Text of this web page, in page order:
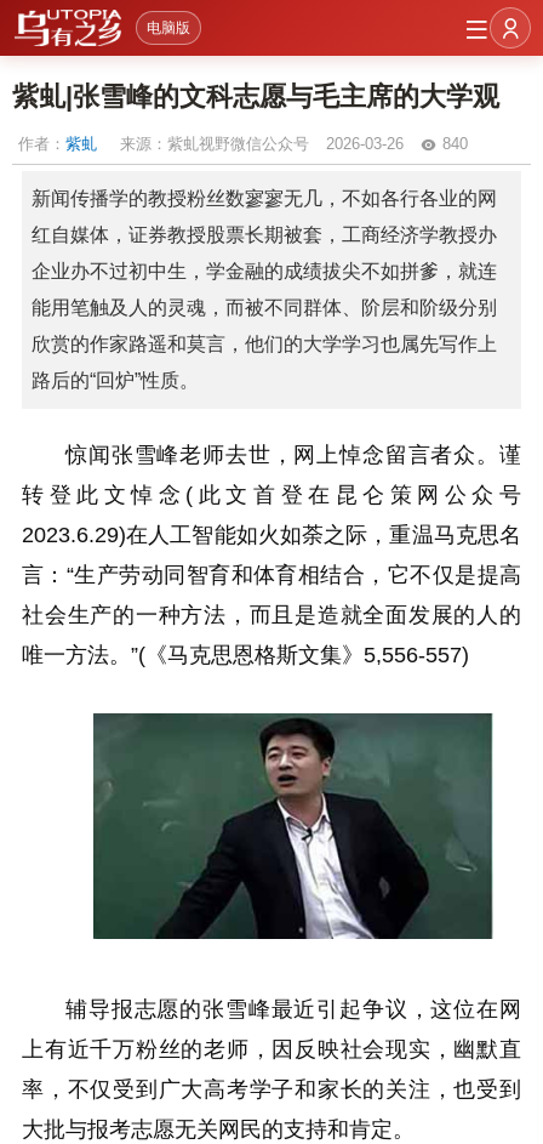
电脑版
紫虬|张雪峰的文科志愿与毛主席的大学观
作者： 紫虬 来源：紫虬视野微信公众号 2026-03-26 840
新闻传播学的教授粉丝数寥寥无几，不如各行各业的网
红自媒体，证券教授股票长期被套，工商经济学教授办
企业办不过初中生，学金融的成绩拔尖不如拼爹，就连
能用笔触及人的灵魂，而被不同群体、阶层和阶级分别
欣赏的作家路遥和莫言，他们的大学学习也属先写作上
路后的“回炉”性质。
惊闻张雪峰老师去世，网上悼念留言者众。谨
转登此文悼念(此文首登在昆仑策网公众号
2023.6.29)在人工智能如火如荼之际，重温马克思名
言：“生产劳动同智育和体育相结合，它不仅是提高
社会生产的一种方法，而且是造就全面发展的人的
唯一方法。”(《马克思恩格斯文集》5,556-557)
辅导报志愿的张雪峰最近引起争议，这位在网
上有近千万粉丝的老师，因反映社会现实，幽默直
率，不仅受到广大高考学子和家长的关注，也受到
大批与报考志愿无关网民的支持和肯定。